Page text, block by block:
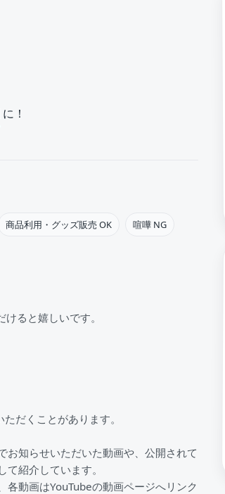
に！
商品利用・グッズ販売 OK 喧嘩 NG
ると嬉しいです。
だくことがあります。
お知らせいただいた動画や、公開されて
紹介しています。
動画はYouTubeの動画ページへリンク